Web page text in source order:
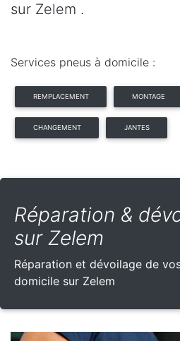
sur Zelem .
Services pneus à domicile :
REMPLACEMENT MONTAGE
CHANGEMENT JANTES
Réparation &
sur Zelem
Réparation et dévoilage de
domicile sur Zelem